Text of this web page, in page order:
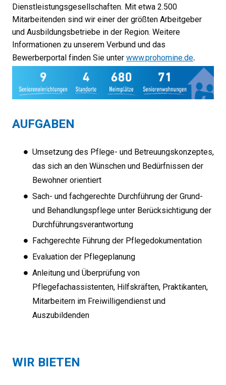
Dienstleistungsgesellschaften. Mit etwa 2.500
Mitarbeitenden sind wir einer der größten Arbeitgeber
und Ausbildungsbetriebe in der Region. Weitere
Informationen zu unserem Verbund und das
Bewerberportal finden Sie unter www.prohomine.de.
AUFGABEN
Umsetzung des Pflege- und Betreuungskonzeptes,
das sich an den Wünschen und Bedürfnissen der
Bewohner orientiert
Sach- und fachgerechte Durchführung der Grund-
und Behandlungspflege unter Berücksichtigung der
Durchführungsverantwortung
Fachgerechte Führung der Pflegedokumentation
Evaluation der Pflegeplanung
Anleitung und Überprüfung von
Pflegefachassistenten, Hilfskräften, Praktikanten,
Mitarbeitern im Freiwilligendienst und
Auszubildenden
WIR BIETEN